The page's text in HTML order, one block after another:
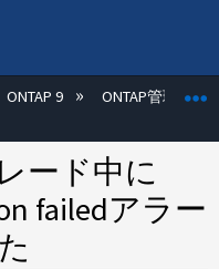
/折りたたむ
ONTAP 9 ONTAP管理
ード中に
failedアラー